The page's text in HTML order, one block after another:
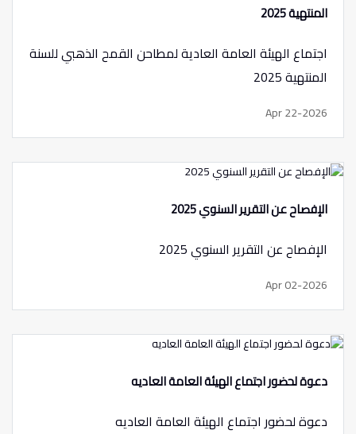
المنتهية 2025
اجتماع الهيئة العامة العادية لمطاحن القمح الذهبي للسنة
المنتهية 2025
Apr 22-2026
الإفصاح عن التقرير السنوي 2025
الإفصاح عن التقرير السنوي 2025
Apr 02-2026
دعوة لحضور اجتماع الهيئة العامة العاديه
دعوة لحضور اجتماع الهيئة العامة العاديه